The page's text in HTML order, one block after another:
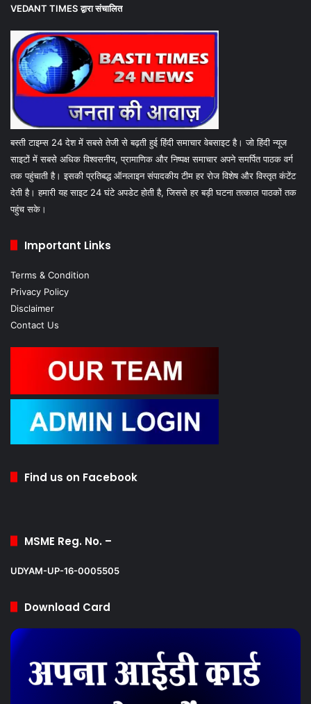
VEDANT TIMES द्वारा संचालित
बस्ती टाइम्स 24 देश में सबसे तेजी से बढ़ती हुई हिंदी समाचार वेबसाइट है। जो हिंदी न्यूज
साइटों में सबसे अधिक विश्वसनीय, प्रामाणिक और निष्पक्ष समाचार अपने समर्पित पाठक वर्ग
तक पहुंचाती है। इसकी प्रतिबद्ध ऑनलाइन संपादकीय टीम हर रोज विशेष और विस्तृत कंटेंट
देती है। हमारी यह साइट 24 घंटे अपडेट होती है, जिससे हर बड़ी घटना तत्काल पाठकों तक
पहुंच सके।
Important Links
Terms & Condition
Privacy Policy
Disclaimer
Contact Us
Find us on Facebook
MSME Reg. No. –
UDYAM-UP-16-0005505
Download Card